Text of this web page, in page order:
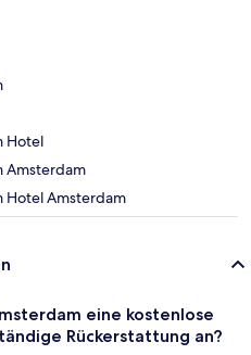
Hotel
Amsterdam
Hotel Amsterdam
eine kostenlose
Rückerstattung an?